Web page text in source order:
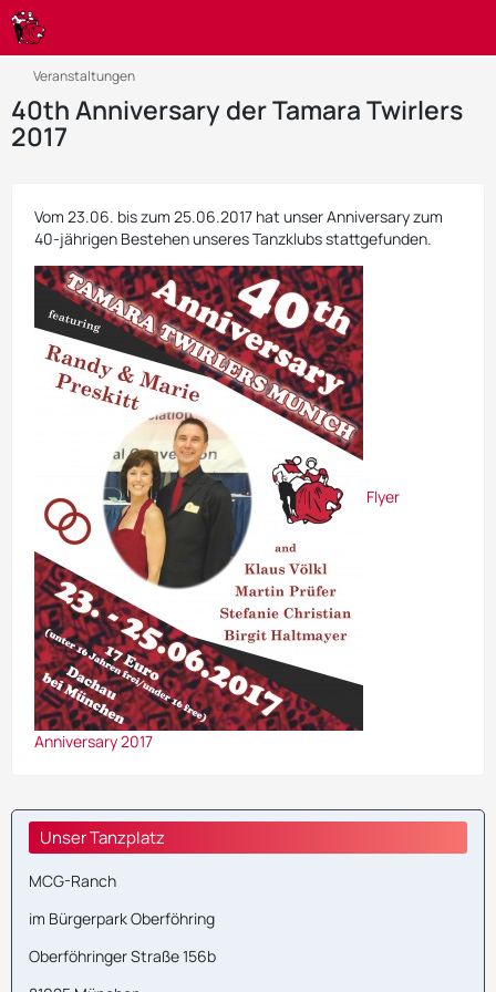
Veranstaltungen
40th Anniversary der Tamara Twirlers
2017
Vom 23.06. bis zum 25.06.2017 hat unser Anniversary zum
40-jährigen Bestehen unseres Tanzklubs stattgefunden.
Flyer
Anniversary 2017
Unser Tanzplatz
MCG-Ranch
im Bürgerpark Oberföhring
Oberföhringer Straße 156b